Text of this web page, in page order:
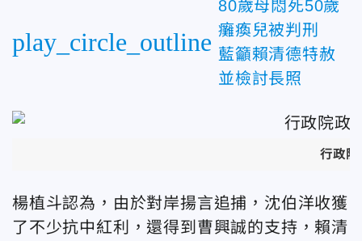
play_circle_outline
80歲母悶死50歲
癱瘓兒被判刑
藍籲賴清德特赦
並檢討長照
行政院
楊植斗認為，由於對岸揚言追捕，沈伯洋收獲
了不少抗中紅利，還得到曹興誠的支持，賴清